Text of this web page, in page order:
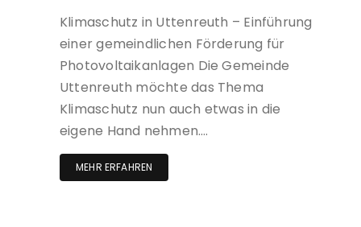
Klimaschutz in Uttenreuth – Einführung
einer gemeindlichen Förderung für
Photovoltaikanlagen Die Gemeinde
Uttenreuth möchte das Thema
Klimaschutz nun auch etwas in die
eigene Hand nehmen….
MEHR ERFAHREN